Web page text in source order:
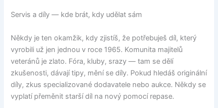
Servis a díly — kde brát, kdy udělat sám
Někdy je ten okamžik, kdy zjistíš, že potřebuješ díl, který
vyrobili už jen jednou v roce 1965. Komunita majitelů
veteránů je zlato. Fóra, kluby, srazy — tam se dělí
zkušenosti, dávají tipy, mění se díly. Pokud hledáš originální
díly, zkus specializované dodavatele nebo aukce. Někdy se
vyplatí přeměnit starší díl na nový pomocí repase.